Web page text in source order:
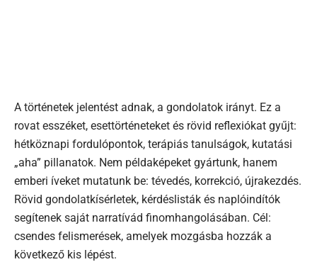
A történetek jelentést adnak, a gondolatok irányt. Ez a
rovat esszéket, esettörténeteket és rövid reflexiókat gyűjt:
hétköznapi fordulópontok, terápiás tanulságok, kutatási
„aha” pillanatok. Nem példaképeket gyártunk, hanem
emberi íveket mutatunk be: tévedés, korrekció, újrakezdés.
Rövid gondolatkísérletek, kérdéslisták és naplóindítók
segítenek saját narratívád finomhangolásában. Cél:
csendes felismerések, amelyek mozgásba hozzák a
következő kis lépést.